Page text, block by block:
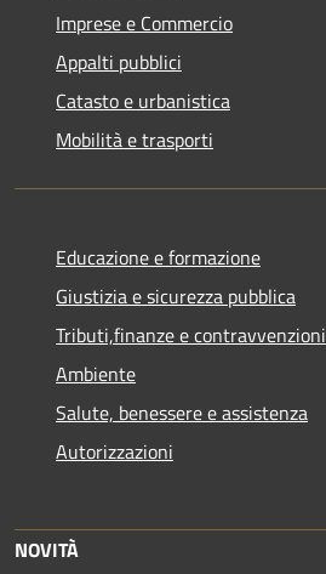
Imprese e Commercio
Appalti pubblici
Catasto e urbanistica
Mobilità e trasporti
Educazione e formazione
Giustizia e sicurezza pubblica
Tributi,finanze e contravvenzioni
Ambiente
Salute, benessere e assistenza
Autorizzazioni
NOVITÀ